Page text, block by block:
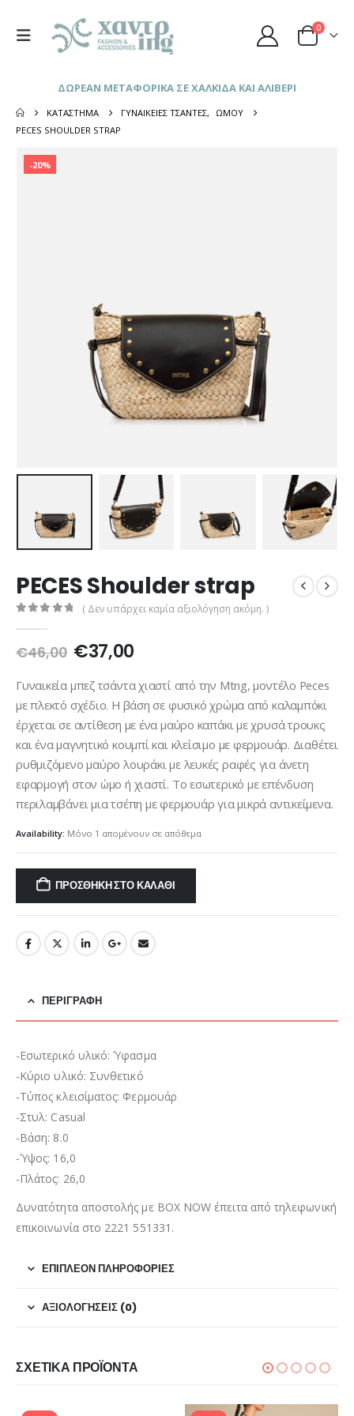
0
ΔΩΡΕΑΝ ΜΕΤΑΦΟΡΙΚΑ ΣΕ ΧΑΛΚΙΔΑ ΚΑΙ ΑΛΙΒΕΡΙ
ΚΑΤΆΣΤΗΜΑ ΓΥΝΑΙΚΕΊΕΣ ΤΣΆΝΤΕΣ,
ΏΜΟΥ
PECES SHOULDER STRAP
-20%
PECES Shoulder strap
( Δεν υπάρχει καμία αξιολόγηση ακόμη. )
€46,00 Original
was:
€46,00.
€37,00Η
τιμή
είναι:
€37,00.
Γυναικεία μπεζ τσάντα χιαστί από την Mtng, μοντέλο Peces
με πλεκτό σχέδιο. Η βάση σε φυσικό χρώμα από καλαμπόκι
έρχεται σε αντίθεση με ένα μαύρο καπάκι με χρυσά τρουκς
και ένα μαγνητικό κουμπί και κλείσιμο με φερμουάρ. Διαθέτει
ρυθμιζόμενο μαύρο λουράκι με λευκές ραφές για άνετη
εφαρμογή στον ώμο ή χιαστί. Το εσωτερικό με επένδυση
περιλαμβάνει μια τσέπη με φερμουάρ για μικρά αντικείμενα.
Availability: Μόνο 1 απομένουν σε απόθεμα
ΠΡΟΣΘΉΚΗ ΣΤΟ ΚΑΛΆΘΙ
ΠΕΡΙΓΡΑΦΉ
-Εσωτερικό υλικό: Ύφασμα
-Κύριο υλικό: Συνθετικό
-Τύπος κλεισίματος: Φερμουάρ
-Στυλ: Casual
-Βάση: 8.0
-Ύψος: 16,0
-Πλάτος: 26,0
Δυνατότητα αποστολής με BOX NOW έπειτα από τηλεφωνική
επικοινωνία στο 2221 551331.
ΕΠΙΠΛΈΟΝ ΠΛΗΡΟΦΟΡΊΕΣ
ΑΞΙΟΛΟΓΉΣΕΙΣ (0)
ΣΧΕΤΙΚΆ ΠΡΟΪΌΝΤΑ